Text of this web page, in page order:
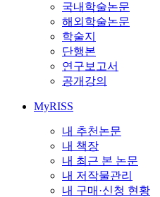
국내학술논문
해외학술논문
학술지
단행본
연구보고서
공개강의
MyRISS
내 추천논문
내 책장
내 최근 본 논문
내 저작물관리
내 구매·신청 현황